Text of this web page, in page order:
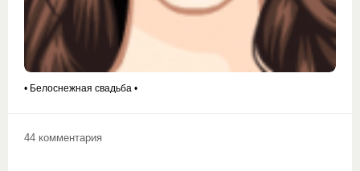
• Белоснежная свадьба •
44 комментария